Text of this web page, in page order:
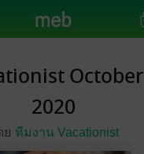
October
2020
ย ทีมงาน Vacationist